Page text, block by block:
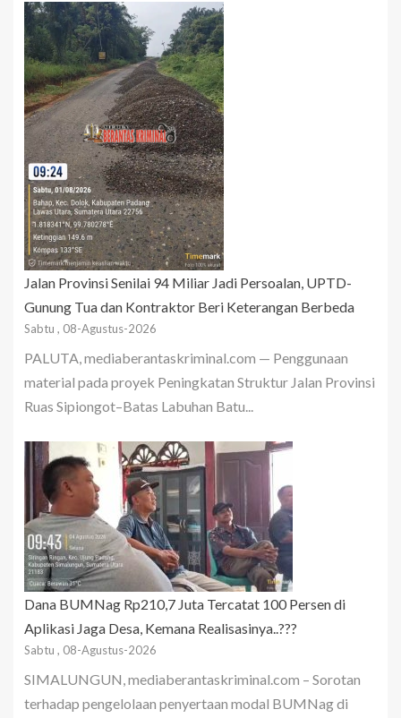
Jalan Provinsi Senilai 94 Miliar Jadi Persoalan, UPTD-
Gunung Tua dan Kontraktor Beri Keterangan Berbeda
Sabtu , 08-Agustus-2026
PALUTA, mediaberantaskriminal.com — Penggunaan
material pada proyek Peningkatan Struktur Jalan Provinsi
Ruas Sipiongot–Batas Labuhan Batu...
Dana BUMNag Rp210,7 Juta Tercatat 100 Persen di
Aplikasi Jaga Desa, Kemana Realisasinya..???
Sabtu , 08-Agustus-2026
SIMALUNGUN, mediaberantaskriminal.com – Sorotan
terhadap pengelolaan penyertaan modal BUMNag di